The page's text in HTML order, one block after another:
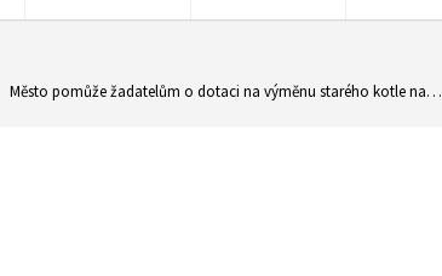
Město pomůže žadatelům o dotaci na výměnu starého kotle na…